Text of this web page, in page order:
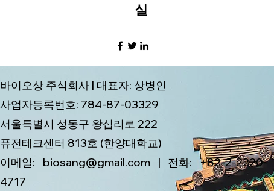
실
바이오상 주식회사 | 대표자: 상병인
사업자등록번호: 784-87-03329
서울특별시 성동구 왕십리로 222
퓨전테크센터 813호 (한양대학교)
이메일: biosang@gmail.com | 전화: +82-2-2220-
4717